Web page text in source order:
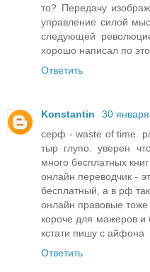
то? Передачу
управление силой
следующей
хорошо написал по
Ответить
Konstantin
30
серф - waste of time.
тыр глупо. уверен
много бесплатных
онлайн переводчик -
бесплатный, а в рф
онлайн правовые тоже
короче для мажеров
кстати пишу с айфона
Ответить